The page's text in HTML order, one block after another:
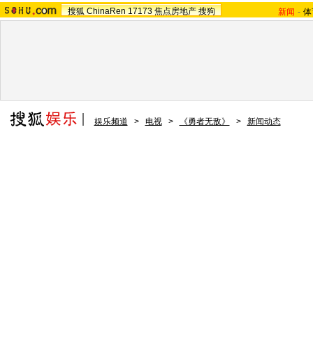
搜狐 ChinaRen 17173 焦点房地产 搜狗 新闻 -
娱乐频道 > 电视 > 《勇者无敌》 > 新闻动态